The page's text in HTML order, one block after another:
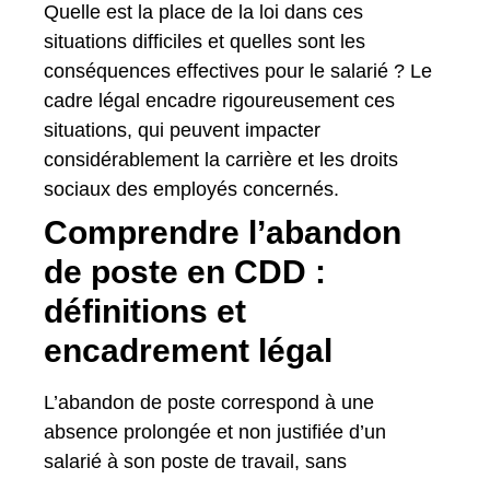
Quelle est la place de la loi dans ces
situations difficiles et quelles sont les
conséquences effectives pour le salarié ? Le
cadre légal encadre rigoureusement ces
situations, qui peuvent impacter
considérablement la carrière et les droits
sociaux des employés concernés.
Comprendre l’abandon
de poste en CDD :
définitions et
encadrement légal
L’abandon de poste correspond à une
absence prolongée et non justifiée d’un
salarié à son poste de travail, sans